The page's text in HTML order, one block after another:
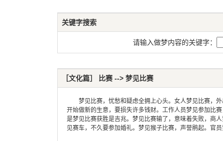
关键字搜索
请输入做梦内容的关键字：
［文化篇］ 比赛 --> 梦见比赛
梦见比赛，忧愁和疑虑全拥上心头。女人梦见比赛，外
开始做新的生意，要损失许多钱财。工作人员梦见参加比
是梦见比赛获胜是吉兆。梦见比赛输了，意味着失败，商
见赛车，不久要参加婚礼。梦见猴子比赛，声誉鹃起。官